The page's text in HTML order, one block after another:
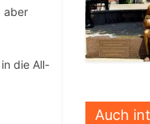
aber
die All-
Auch